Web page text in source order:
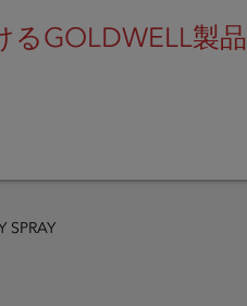
GOLDWELL製
SPRAY